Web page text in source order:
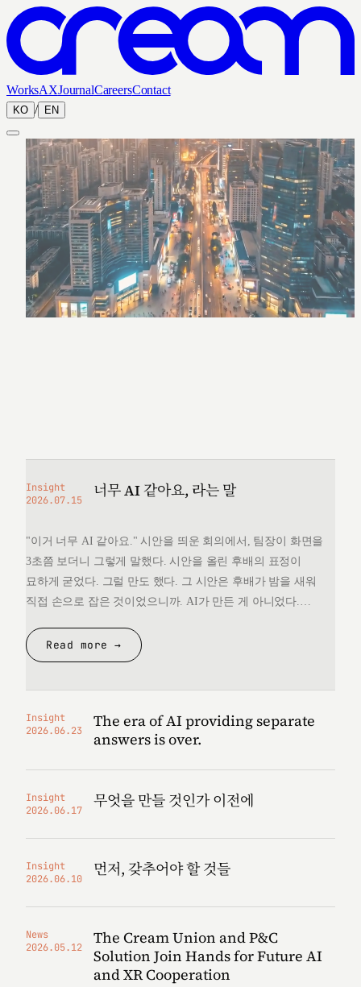
WorksAXJournalCareersContact
KO / EN
Insight
2026.07.15
너무 AI 같아요, 라는 말
"이거 너무 AI 같아요." 시안을 띄운 회의에서, 팀장이 화면을
3초쯤 보더니 그렇게 말했다. 시안을 올린 후배의 표정이
묘하게 굳었다. 그럴 만도 했다. 그 시안은 후배가 밤을 새워
직접 손으로 잡은 것이었으니까. AI가 만든 게 아니었다.
것을 변호할 언어를 끝내 찾지 못했다. 돌아오는 길에
생각했다. 대체 "AI 같다"는…
Read more →
Insight
2026.06.23
The era of AI providing separate
answers is over.
Insight
2026.06.17
무엇을 만들 것인가 이전에
Insight
2026.06.10
먼저, 갖추어야 할 것들
News
2026.05.12
The Cream Union and P&C
Solution Join Hands for Future AI
and XR Cooperation